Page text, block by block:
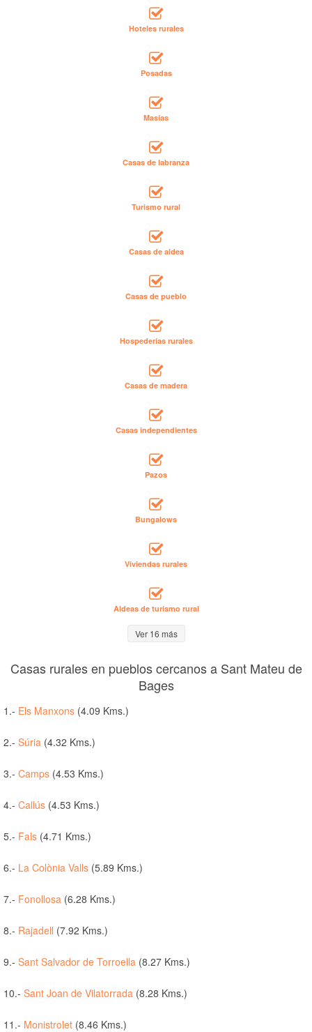
Hoteles rurales
Posadas
Masías
Casas de labranza
Turismo rural
Casas de aldea
Casas de pueblo
Hospederías rurales
Casas de madera
Casas independientes
Pazos
Bungalows
Viviendas rurales
Aldeas de turismo rural
Ver 16 más
Casas rurales en pueblos cercanos a Sant Mateu de
Bages
1.- Els Manxons (4.09 Kms.)
2.- Súria (4.32 Kms.)
3.- Camps (4.53 Kms.)
4.- Callús (4.53 Kms.)
5.- Fals (4.71 Kms.)
6.- La Colònia Valls (5.89 Kms.)
7.- Fonollosa (6.28 Kms.)
8.- Rajadell (7.92 Kms.)
9.- Sant Salvador de Torroella (8.27 Kms.)
10.- Sant Joan de Vilatorrada (8.28 Kms.)
11.- Monistrolet (8.46 Kms.)